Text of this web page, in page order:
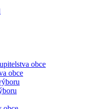
obce
obce